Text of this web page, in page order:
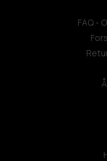
FAQ -